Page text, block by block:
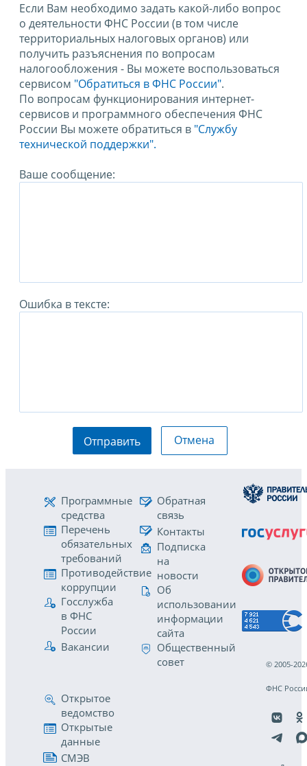
Если Вам необходимо задать какой-либо вопрос
о деятельности ФНС России (в том числе
территориальных налоговых органов) или
получить разъяснения по вопросам
налогообложения - Вы можете воспользоваться
сервисом "Обратиться в ФНС России".
По вопросам функционирования интернет-
сервисов и программного обеспечения ФНС
России Вы можете обратиться в "Службу
технической поддержки".
Ваше сообщение:
Ошибка в тексте:
Отправить Отмена
Программные
средства
Перечень
обязательных
требований
Противодействие
коррупции
Госслужба
в ФНС
России
Вакансии
Обратная
связь
Контакты
Подписка
на
новости
Об
использовании
информации
сайта
Общественный
совет
Открытое
ведомство
Открытые
данные
СМЭВ
© 2005-
ФНС